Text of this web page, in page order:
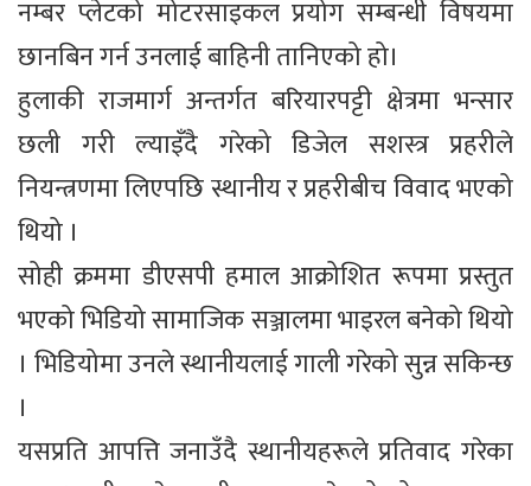
नम्बर प्लेटको मोटरसाइकल प्रयोग सम्बन्धी विषयमा
छानबिन गर्न उनलाई बाहिनी तानिएको हो।
हुलाकी राजमार्ग अन्तर्गत बरियारपट्टी क्षेत्रमा भन्सार
छली गरी ल्याइँदै गरेको डिजेल सशस्त्र प्रहरीले
नियन्त्रणमा लिएपछि स्थानीय र प्रहरीबीच विवाद भएको
थियो ।
सोही क्रममा डीएसपी हमाल आक्रोशित रूपमा प्रस्तुत
भएको भिडियो सामाजिक सञ्जालमा भाइरल बनेको थियो
। भिडियोमा उनले स्थानीयलाई गाली गरेको सुन्न सकिन्छ
।
यसप्रति आपत्ति जनाउँदै स्थानीयहरूले प्रतिवाद गरेका